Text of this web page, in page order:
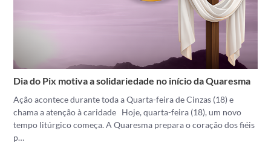
Dia do Pix motiva a solidariedade no início da Quaresma
Ação acontece durante toda a Quarta-feira de Cinzas (18) e
chama a atenção à caridade Hoje, quarta-feira (18), um novo
tempo litúrgico começa. A Quaresma prepara o coração dos fiéis
p…